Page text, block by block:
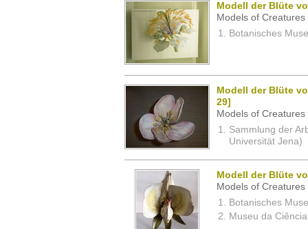
Modell der Blüte
Models of
Botanisches
Modell der Blüte
29]
Models of
Sammlung der
Universität Jena)
Modell der Blüte
Models of
Botanisches
Museu da